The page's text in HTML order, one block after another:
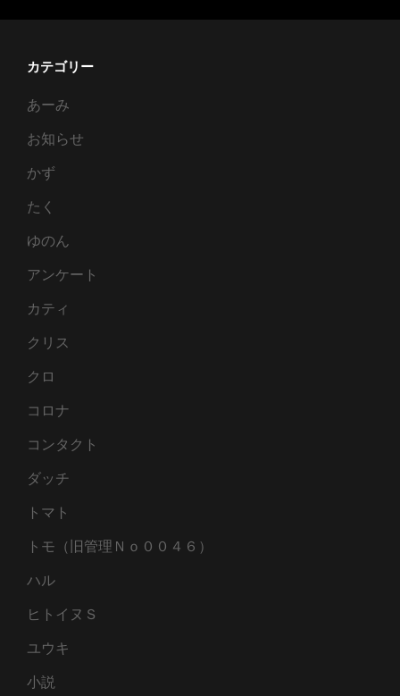
カテゴリー
あーみ
お知らせ
かず
たく
ゆのん
アンケート
カティ
クリス
クロ
コロナ
コンタクト
ダッチ
トマト
トモ（旧管理Ｎｏ００４６）
ハル
ヒトイヌＳ
ユウキ
小説